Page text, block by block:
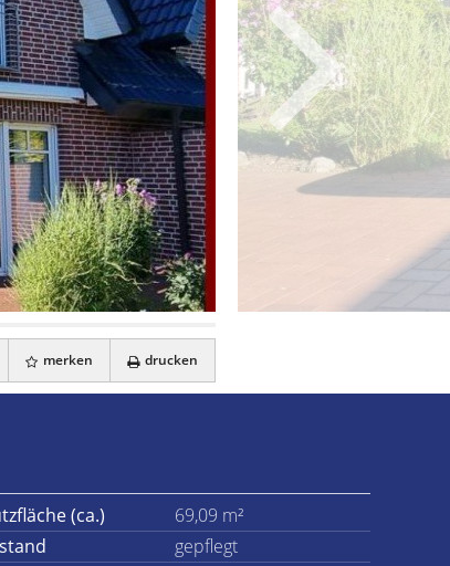
merken drucken
(ca.)
69,09 m²
gepflegt